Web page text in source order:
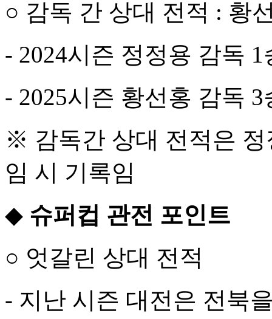
○ 감독 간 상대 전적 : 황
- 2024시즌 정정용 감독 1
- 2025시즌 황선홍 감독 3
※ 감독간 상대 전적은
임 시 기록임
◆ 슈퍼컵 관전 포인트
○ 엇갈린 상대 전적
- 지난 시즌 대전은 전북